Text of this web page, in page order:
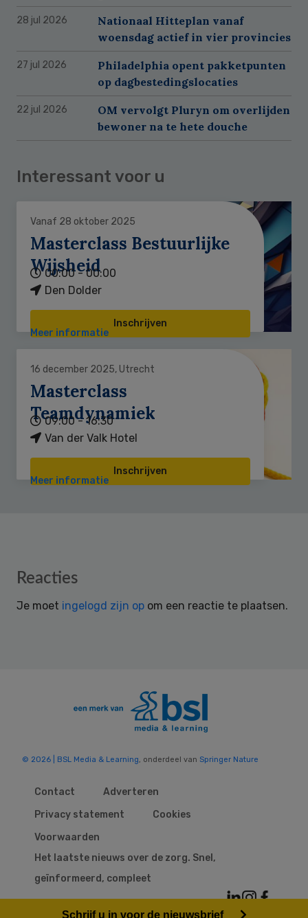
28 jul 2026
Nationaal Hitteplan vanaf
woensdag actief in vier provincies
27 jul 2026
Philadelphia opent pakketpunten
op dagbestedingslocaties
22 jul 2026
OM vervolgt Pluryn om overlijden
bewoner na te hete douche
Interessant voor u
Vanaf 28 oktober 2025
Masterclass Bestuurlijke
Wijsheid
00:00 - 00:00
Den Dolder
Inschrijven
Meer informatie
16 december 2025, Utrecht
Masterclass
Teamdynamiek
09:00 - 16:30
Van der Valk Hotel
Inschrijven
Meer informatie
Reader
Reacties
Je moet ingelogd zijn op om een reactie te plaatsen.
© 2026 | BSL Media & Learning, onderdeel van Springer Nature
Contact
Adverteren
Privacy statement
Cookies
Voorwaarden
Het laatste nieuws over de zorg. Snel,
geïnformeerd, compleet
Schrijf u in voor de nieuwsbrief